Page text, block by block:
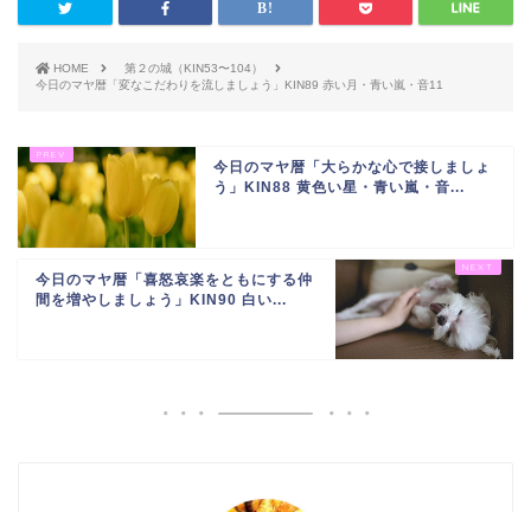
HOME
第２の城（KIN53〜104）
今日のマヤ暦「変なこだわりを流しましょう」KIN89 赤い月・青い嵐・音11
今日のマヤ暦「大らかな心で接しましょ
う」KIN88 黄色い星・青い嵐・音...
今日のマヤ暦「喜怒哀楽をともにする仲
間を増やしましょう」KIN90 白い...